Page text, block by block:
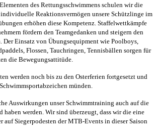
des Rettungsschwimmens schulen wir die
Reaktionsvermögen unsere Schützlinge im
erhöhen diese Kompetenz. Staffelwettkämpfe
fördern den Teamgedanken und steigern den
Der Einsatz von Übungsequipment wie Poolboys,
Flossen, Tauchringen, Tennisbällen sorgen für
die Bewegungsattitüde.
werden noch bis zu den Osterferien fortgesetzt und
münden.
Auswirkungen unser Schwimmtraining auch auf die
haben werden. Wir sind überzeugt, dass wir die eine
auf Siegerpodesten der MTB-Events in dieser Saison